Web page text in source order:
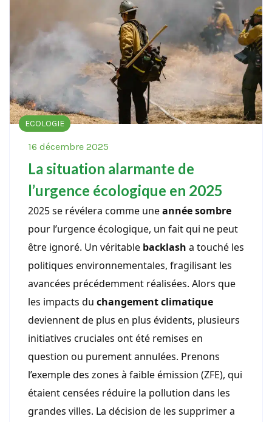
ECOLOGIE
16 décembre 2025
La situation alarmante de
l’urgence écologique en 2025
2025 se révélera comme uneannée sombre
pour l’urgence écologique, un fait qui ne peut
être ignoré. Un véritable backlash a touché les
politiques environnementales, fragilisant les
avancées précédemment réalisées. Alors que
les impacts du changement climatique
deviennent de plus en plus évidents, plusieurs
initiatives cruciales ont été remises en
question ou purement annulées. Prenons
l’exemple des zones à faible émission (ZFE), qui
étaient censées réduire la pollution dans les
grandes villes. La décision de les supprimer a